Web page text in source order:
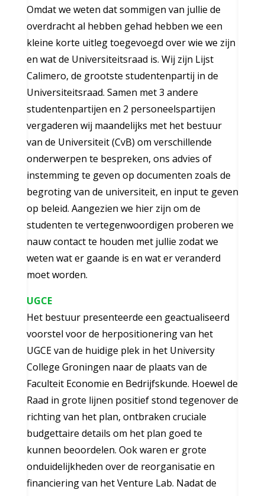
Omdat we weten dat sommigen van jullie de
overdracht al hebben gehad hebben we een
kleine korte uitleg toegevoegd over wie we zijn
en wat de Universiteitsraad is. Wij zijn Lijst
Calimero, de grootste studentenpartij in de
Universiteitsraad. Samen met 3 andere
studentenpartijen en 2 personeelspartijen
vergaderen wij maandelijks met het bestuur
van de Universiteit (CvB) om verschillende
onderwerpen te bespreken, ons advies of
instemming te geven op documenten zoals de
begroting van de universiteit, en input te geven
op beleid. Aangezien we hier zijn om de
studenten te vertegenwoordigen proberen we
nauw contact te houden met jullie zodat we
weten wat er gaande is en wat er veranderd
moet worden.
UGCE
Het bestuur presenteerde een geactualiseerd
voorstel voor de herpositionering van het
UGCE van de huidige plek in het University
College Groningen naar de plaats van de
Faculteit Economie en Bedrijfskunde. Hoewel de
Raad in grote lijnen positief stond tegenover de
richting van het plan, ontbraken cruciale
budgettaire details om het plan goed te
kunnen beoordelen. Ook waren er grote
onduidelijkheden over de reorganisatie en
financiering van het Venture Lab. Nadat de